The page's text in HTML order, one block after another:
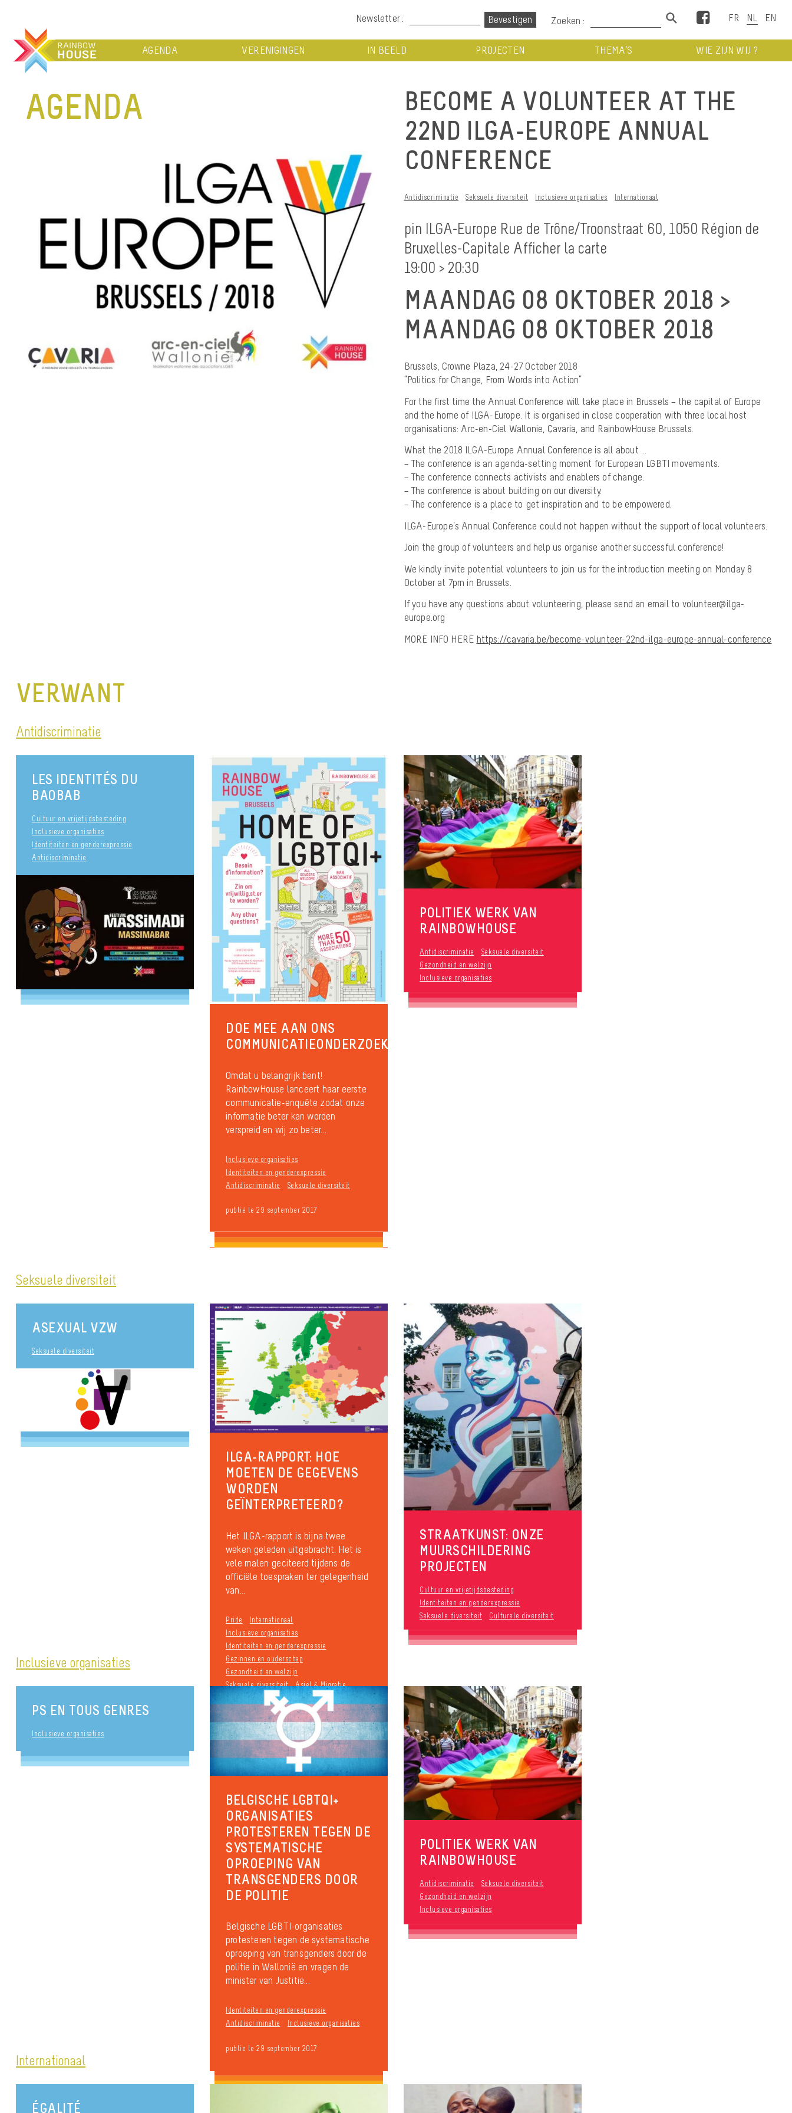
Newsletter : Zoeken : Facebook
AGENDA VERENIGINGEN IN BEELD PROJECTEN THEMA’S WIE ZIJN WIJ ?
AGENDA
BECOME A VOLUNTEER AT THE
22ND ILGA-EUROPE ANNUAL
CONFERENCE
Antidiscriminatie Seksuele diversiteit Inclusieve organisaties Internationaal
pin ILGA-Europe Rue de Trône/Troonstraat 60, 1050 Région de
Bruxelles-Capitale Afficher la carte
19:00 > 20:30
MAANDAG 08 OKTOBER 2018 >
MAANDAG 08 OKTOBER 2018
Brussels, Crowne Plaza, 24-27 October 2018
“Politics for Change, From Words into Action”
For the first time the Annual Conference will take place in Brussels – the capital of Europe
and the home of ILGA-Europe. It is organised in close cooperation with three local host
organisations: Arc-en-Ciel Wallonie, Çavaria, and RainbowHouse Brussels.
What the 2018 ILGA-Europe Annual Conference is all about …
– The conference is an agenda-setting moment for European LGBTI movements.
– The conference connects activists and enablers of change.
– The conference is about building on our diversity.
– The conference is a place to get inspiration and to be empowered.
ILGA-Europe’s Annual Conference could not happen without the support of local volunteers.
Join the group of volunteers and help us organise another successful conference!
We kindly invite potential volunteers to join us for the introduction meeting on Monday 8
October at 7pm in Brussels.
If you have any questions about volunteering, please send an email to volunteer@ilga-
europe.org
MORE INFO HERE https://cavaria.be/become-volunteer-22nd-ilga-europe-annual-conference
VERWANT
Antidiscriminatie
LES IDENTITÉS DU
BAOBAB
Cultuur en vrijetijdsbesteding
Inclusieve organisaties
Identiteiten en genderexpressie
Antidiscriminatie
DOE MEE AAN ONS
COMMUNICATIEONDERZOEK
Omdat u belangrijk bent!
RainbowHouse lanceert haar eerste
communicatie-enquête zodat onze
informatie beter kan worden
verspreid en wij zo beter...
Inclusieve organisaties
Identiteiten en genderexpressie
Antidiscriminatie
Seksuele diversiteit
publié le 29 september 2017
POLITIEK WERK VAN
RAINBOWHOUSE
Antidiscriminatie
Seksuele diversiteit
Gezondheid en welzijn
Inclusieve organisaties
Seksuele diversiteit
ASEXUAL VZW
Seksuele diversiteit
ILGA-RAPPORT: HOE
MOETEN DE GEGEVENS
WORDEN
GEÏNTERPRETEERD?
Het ILGA-rapport is bijna twee
weken geleden uitgebracht. Het is
vele malen geciteerd tijdens de
officiële toespraken ter gelegenheid
van...
Pride
Internationaal
Inclusieve organisaties
Identiteiten en genderexpressie
Gezinnen en ouderschap
Gezondheid en welzijn
Seksuele diversiteit
Asiel & Migratie
Antidiscriminatie
publié le 29 september 2017
STRAATKUNST: ONZE
MUURSCHILDERING
PROJECTEN
Cultuur en vrijetijdsbesteding
Identiteiten en genderexpressie
Seksuele diversiteit
Culturele diversiteit
Inclusieve organisaties
PS EN TOUS GENRES
Inclusieve organisaties
BELGISCHE LGBTQI+
ORGANISATIES
PROTESTEREN TEGEN DE
SYSTEMATISCHE
OPROEPING VAN
TRANSGENDERS DOOR
DE POLITIE
Belgische LGBTI-organisaties
protesteren tegen de systematische
oproeping van transgenders door de
politie in Wallonië en vragen de
minister van Justitie...
Identiteiten en genderexpressie
Antidiscriminatie
Inclusieve organisaties
publié le 29 september 2017
POLITIEK WERK VAN
RAINBOWHOUSE
Antidiscriminatie
Seksuele diversiteit
Gezondheid en welzijn
Inclusieve organisaties
Internationaal
ÉGALITÉ